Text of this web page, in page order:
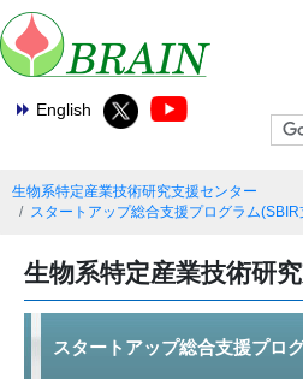
English
生物系特定産業技術研究支援センター
スタートアップ総合支援プログラム(SBIR
生物系特定産業技術研
スタートアップ総合支援プロ